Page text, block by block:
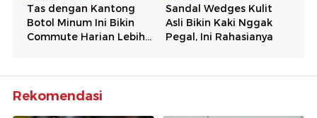
Rekomendasi